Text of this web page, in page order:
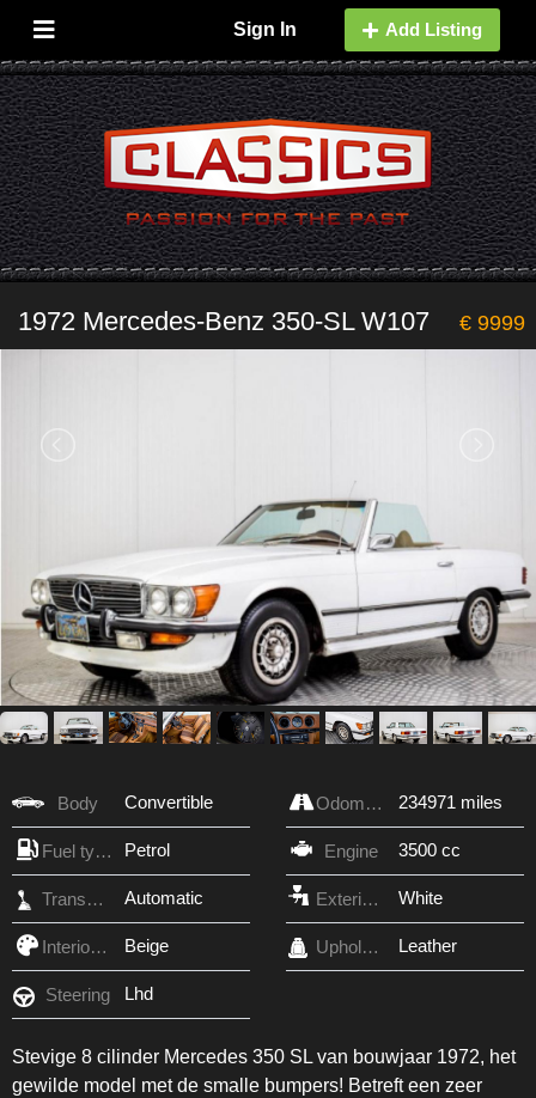
Sign In Add Listing
1972 Mercedes-Benz 350-SL W107 € 9999
Body Convertible Odometer 234971 miles
Fuel type Petrol Engine 3500 cc
Transmission Automatic Exterior Color White
Interior Color Beige Upholstery Leather
Steering Lhd
Stevige 8 cilinder Mercedes 350 SL van bouwjaar 1972, het
gewilde model met de smalle bumpers! Betreft een zeer